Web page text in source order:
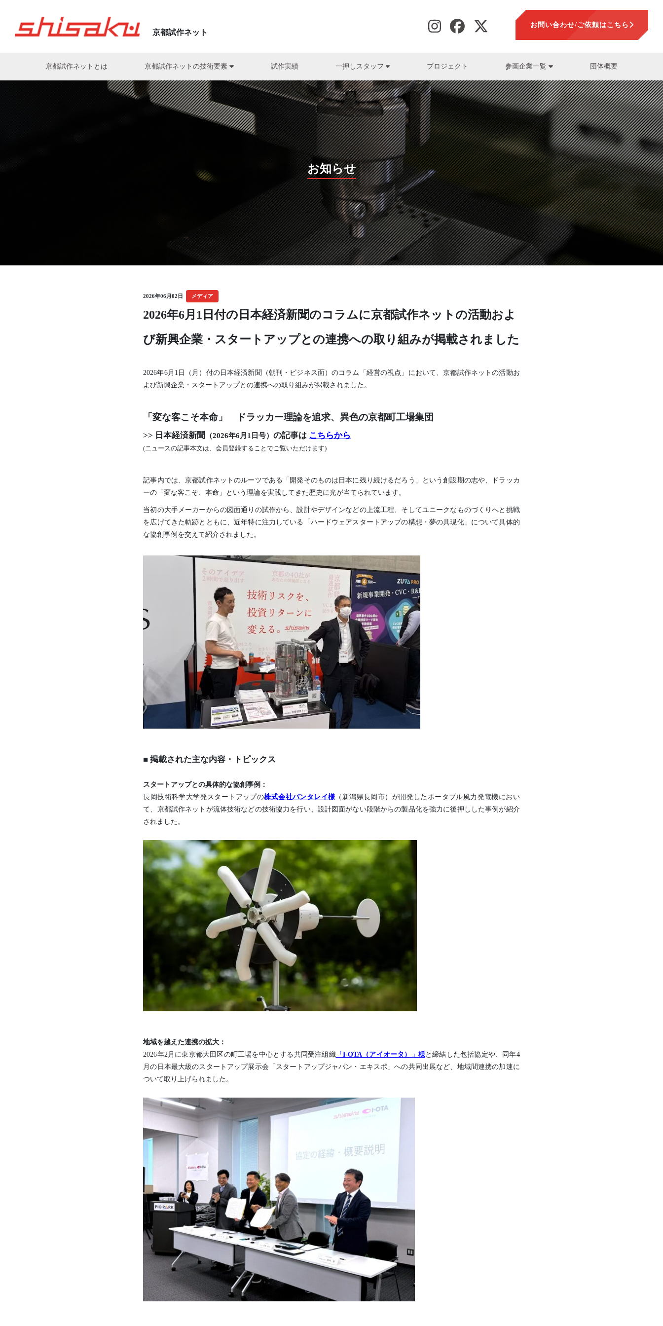
京都試作ネット
お問い合わせ/ご依頼はこちら
京都試作ネットとは 京都試作ネットの技術要素
電気・基板・配線・組立 ゴム
プレス・板金
表面処理
工業デザイン・UI（ユーザーインターフェース）
研磨加工・電気加工
マシニング・旋盤
装置・システム開発・設計解析
要素技術一覧
試作実績 一押しスタッフ
亀岡電子株式会社の匠
(亀岡電子株式会社)
片岡伸次
(株式会社ナカモト)
中村好史
(株式会社ニューネクスト)
(株式会社神村製作所)
筧富幸
(株式会社京光製作所)
日高勝
(土肥板金工業株式会社)
河原正人 / 公文洋一
(木下電子工業株式会社)
(株式会社西山ケミックス)
門野将勝
(株式会社衣川製作所)
森岡清隆
(株式会社辻製作所)
名高賢次
(株式会社名高精工所)
山本孟史
(有限会社日双工業)
木村博高
(株式会社ナンゴー)
真名子正憲
(株式会社最上インクス)
北村恵彦
(株式会社クロスエフェクト)
山本正範
(HILLTOP株式会社)
須藤保朗
(高木金属株式会社)
熊崎純一
(株式会社キョークロ)
一押しスタッフ一覧
プロジェクト 参画企業一覧
株式会社アクト 株式会社神村製作所
株式会社衣川製作所
木下電子工業株式会社
株式会社 京写
株式会社グローヴ
株式会社クロスエフェクト
株式会社最上インクス
佐々木化学薬品株式会社
菅原精機株式会社
株式会社ソフトディバイス
高木金属株式会社
株式会社辻製作所
土肥板金工業株式会社
株式会社東洋
株式会社ナカモト
株式会社名高精工所
株式会社ナンゴー
株式会社西山ケミックス
有限会社日双工業
株式会社ニューネクスト
HILLTOP株式会社
ヒロセ工業株式会社
株式会社富士製作所
株式会社PROTEC
ヤナコプラス株式会社
株式会社山口精機製作所
ユーハン工業株式会社
洛陽プラスチック株式会社
参画企業一覧
団体概要
お知らせ
2026年06月02日 メディア
2026年6月1日付の日本経済新聞のコラムに京都試作ネットの活動およ
び新興企業・スタートアップとの連携への取り組みが掲載されました
2026年6月1日（月）付の日本経済新聞（朝刊・ビジネス面）のコラム「経営の視点」において、京都試作ネットの活動お
よび新興企業・スタートアップとの連携への取り組みが掲載されました。
「変な客こそ本命」 ドラッカー理論を追求、異色の京都町工場集団
>> 日本経済新聞 （2026年6月1日号）の記事は こちらから
(ニュースの記事本文は、会員登録することでご覧いただけます)
記事内では、京都試作ネットのルーツである「開発そのものは日本に残り続けるだろう」という創設期の志や、ドラッカ
ーの「変な客こそ、本命」という理論を実践してきた歴史に光が当てられています。
当初の大手メーカーからの図面通りの試作から、設計やデザインなどの上流工程、そしてユニークなものづくりへと挑戦
を広げてきた軌跡とともに、近年特に注力している「ハードウェアスタートアップの構想・夢の具現化」について具体的
な協創事例を交えて紹介されました。
■ 掲載された主な内容・トピックス
スタートアップとの具体的な協創事例：
長岡技術科学大学発スタートアップの株式会社パンタレイ様 （新潟県長岡市）が開発したポータブル風力発電機におい
て、京都試作ネットが流体技術などの技術協力を行い、設計図面がない段階からの製品化を強力に後押しした事例が紹介
されました。
地域を越えた連携の拡大：
2026年2月に東京都大田区の町工場を中心とする共同受注組織「I-OTA（アイオータ）」様と締結した包括協定や、同年4
月の日本最大級のスタートアップ展示会「スタートアップジャパン・エキスポ」への共同出展など、地域間連携の加速に
ついて取り上げられました。